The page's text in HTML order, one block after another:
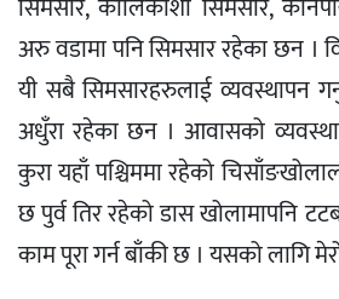
अरु वडामा पनि सिमसार रहेका छन ।
यी सबै सिमसारहरुलाई व्यवस्थापन
अधुँरा रहेका छन । आवासको
कुरा यहाँ पश्चिममा रहेको
छ पुर्व तिर रहेको डास खोलामापनि
काम पूरा गर्न बाँकी छ । यसको लागि